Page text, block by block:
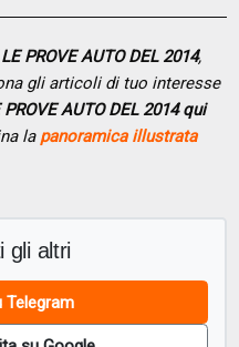
PROVE AUTO DEL 2014,
gli articoli di tuo interesse
PROVE AUTO DEL 2014 qui
la panoramica illustrata
gli altri
Telegram